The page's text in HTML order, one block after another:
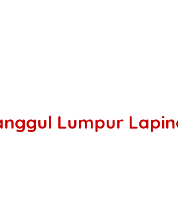
Lumpur